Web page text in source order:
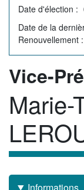
Date d'élection
Date de la
Renouvellement
Rôle
Vice-
Membre
Marie-
Informations